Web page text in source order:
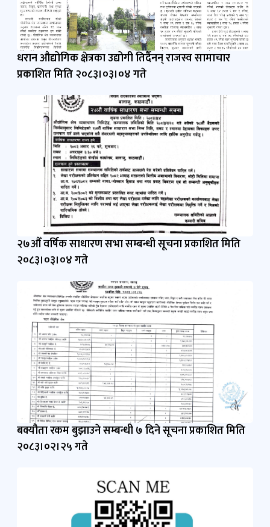
धरान औद्योगिक क्षेत्रका उद्योगी तिर्दैनन् राजस्व सामाचार
प्रकाशित मिति २०८३।०३।०४ गते
२७औँ वर्षिक साधारण सभा सम्बन्धी सूचना प्रकाशित मिति
२०८३।०३।०४ गते